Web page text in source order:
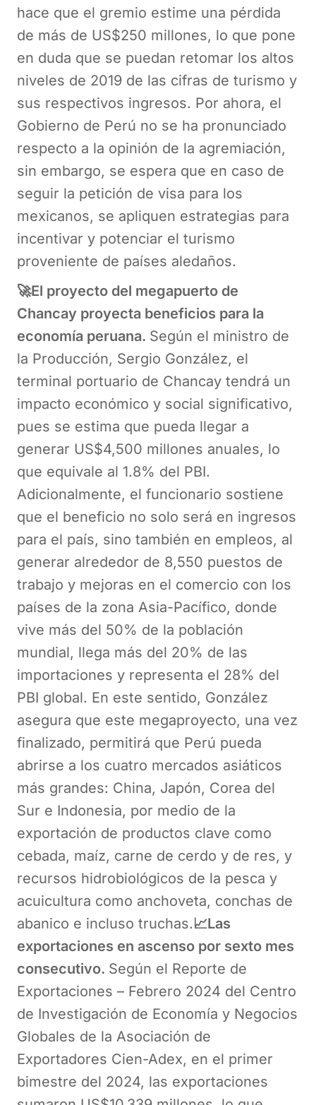
hace que el gremio estime una pérdida
de más de US$250 millones, lo que pone
en duda que se puedan retomar los altos
niveles de 2019 de las cifras de turismo y
sus respectivos ingresos. Por ahora, el
Gobierno de Perú no se ha pronunciado
respecto a la opinión de la agremiación,
sin embargo, se espera que en caso de
seguir la petición de visa para los
mexicanos, se apliquen estrategias para
incentivar y potenciar el turismo
proveniente de países aledaños.
🚀El proyecto del megapuerto de
Chancay proyecta beneficios para la
economía peruana. Según el ministro de
la Producción, Sergio González, el
terminal portuario de Chancay tendrá un
impacto económico y social significativo,
pues se estima que pueda llegar a
generar US$4,500 millones anuales, lo
que equivale al 1.8% del PBI.
Adicionalmente, el funcionario sostiene
que el beneficio no solo será en ingresos
para el país, sino también en empleos, al
generar alrededor de 8,550 puestos de
trabajo y mejoras en el comercio con los
países de la zona Asia-Pacífico, donde
vive más del 50% de la población
mundial, llega más del 20% de las
importaciones y representa el 28% del
PBI global. En este sentido, González
asegura que este megaproyecto, una vez
finalizado, permitirá que Perú pueda
abrirse a los cuatro mercados asiáticos
más grandes: China, Japón, Corea del
Sur e Indonesia, por medio de la
exportación de productos clave como
cebada, maíz, carne de cerdo y de res, y
recursos hidrobiológicos de la pesca y
acuicultura como anchoveta, conchas de
abanico e incluso truchas.📈Las
exportaciones en ascenso por sexto mes
consecutivo. Según el Reporte de
Exportaciones – Febrero 2024 del Centro
de Investigación de Economía y Negocios
Globales de la Asociación de
Exportadores Cien-Adex, en el primer
bimestre del 2024, las exportaciones